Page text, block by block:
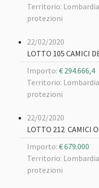
Territorio:
protezioni
22/02/2020
LOTTO 105 CAMICI
Importo: € 294.666,4
Territorio:
protezioni
22/02/2020
LOTTO 212 CAMICI
Importo: € 679.000
Territorio:
protezioni